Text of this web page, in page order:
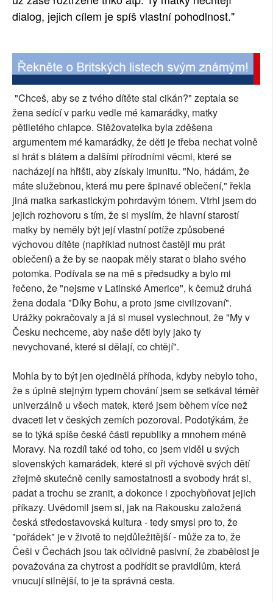
dialog, jejich cílem je spíš vlastní pohodlnost."
"Chceš, aby se z tvého dítěte stal cikán?" zeptala se
žena sedící v parku vedle mé kamarádky, matky
pětiletého chlapce. Stěžovatelka byla zděšena
argumentem mé kamarádky, že děti je třeba nechat volně
si hrát s blátem a dalšími přírodními věcmi, které se
nacházejí na hřišti, aby získaly imunitu. "No, hádám, že
máte služebnou, která mu pere špinavé oblečení," řekla
jiná matka sarkastickým pohrdavým tónem. Vtrhl jsem do
jejich rozhovoru s tím, že si myslím, že hlavní starostí
matky by neměly být její vlastní potíže způsobené
výchovou dítěte (například nutnost častěji mu prát
oblečení) a že by se naopak měly starat o blaho svého
potomka. Podívala se na mě s předsudky a bylo mi
řečeno, že "nejsme v Latinské Americe", k čemuž druhá
žena dodala "Díky Bohu, a proto jsme civilizovaní".
Urážky pokračovaly a já si musel vyslechnout, že "My v
Česku nechceme, aby naše děti byly jako ty
nevychované, které si dělají, co chtějí".
Mohla by to být jen ojedinělá příhoda, kdyby nebylo toho,
že s úplně stejným typem chování jsem se setkával téměř
univerzálně u všech matek, které jsem během více než
dvaceti let v českých zemích pozoroval. Podotýkám, že
se to týká spíše české části republiky a mnohem méně
Moravy. Na rozdíl také od toho, co jsem viděl u svých
slovenských kamarádek, které si při výchově svých dětí
zřejmě skutečně cenily samostatnosti a svobody hrát si,
padat a trochu se zranit, a dokonce i zpochybňovat jejich
příkazy. Uvědomil jsem si, jak na Rakousku založená
česká středostavovská kultura - tedy smysl pro to, že
"pořádek" je v životě to nejdůležitější - může za to, že
Češi v Čechách jsou tak očividně pasivní, že zbabělost je
považována za chytrost a podřídit se pravidlům, která
vnucují silnější, to je ta správná cesta.